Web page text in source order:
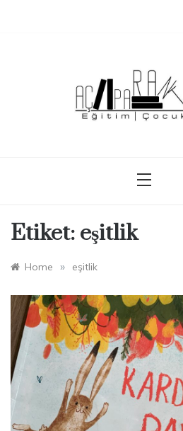
Etiket: eşitlik
Home » eşitlik